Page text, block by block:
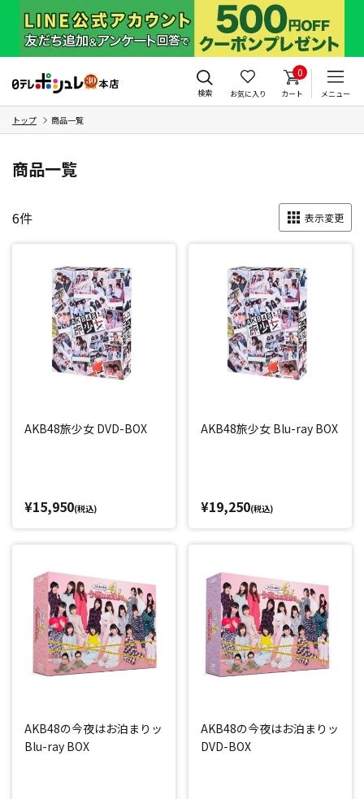
検索 お気に入り
0
カート メニュー
トップ 商品一覧
商品一覧
6件 表示変更
AKB48旅少女 DVD-BOX
¥15,950(税込)
AKB48旅少女 Blu-ray BOX
¥19,250(税込)
AKB48の今夜はお泊まりッ
Blu-ray BOX
AKB48の今夜はお泊まりッ
DVD-BOX